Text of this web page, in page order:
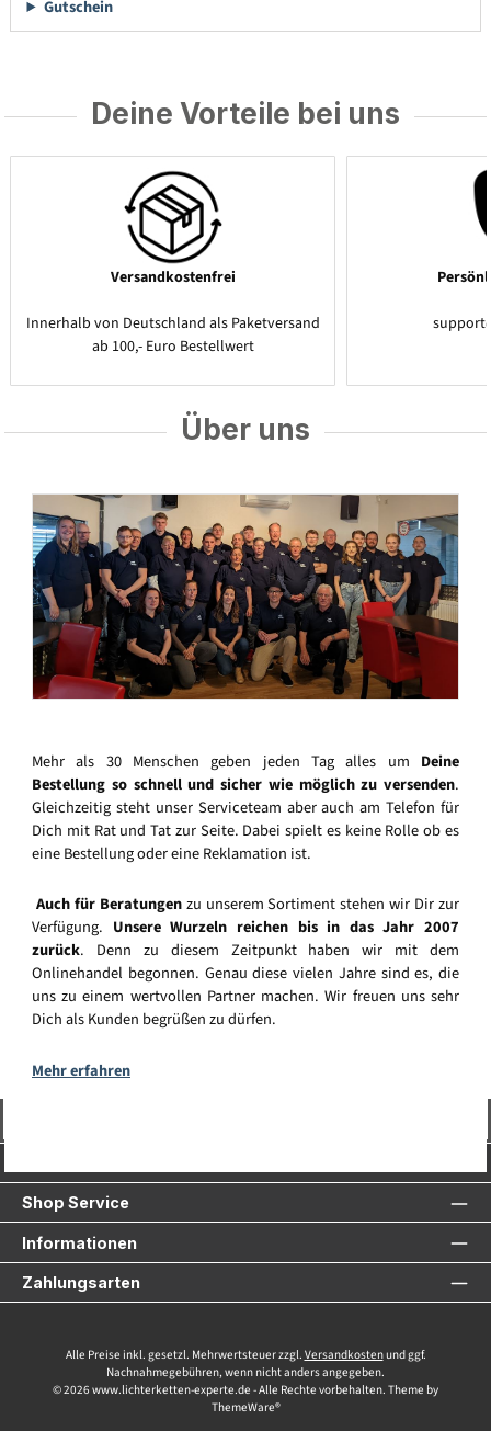
Gutschein
Deine Vorteile bei uns
Versandkostenfrei
Innerhalb von Deutschland als Paketversand
ab 100,- Euro Bestellwert
Über uns
Mehr als 30 Menschen geben jeden Tag alles um Deine
Bestellung so schnell und sicher wie möglich zu versenden.
Gleichzeitig steht unser Serviceteam aber auch am Telefon für
Dich mit Rat und Tat zur Seite. Dabei spielt es keine Rolle ob es
eine Bestellung oder eine Reklamation ist.
Auch für Beratungenzu unserem Sortiment stehen wir Dir zur
Verfügung. Unsere Wurzeln reichen bis in das Jahr 2007
zurück. Denn zu diesem Zeitpunkt haben wir mit dem
Onlinehandel begonnen. Genau diese vielen Jahre sind es, die
uns zu einem wertvollen Partner machen. Wir freuen uns sehr
Dich als Kunden begrüßen zu dürfen.
Mehr erfahren
Shop Service
Informationen
Zahlungsarten
Alle Preise inkl. gesetzl. Mehrwertsteuer zzgl. Versandkostenund ggf.
Nachnahmegebühren, wenn nicht anders angegeben.
© 2026 www.lichterketten-experte.de - Alle Rechte vorbehalten. Theme by
ThemeWare®